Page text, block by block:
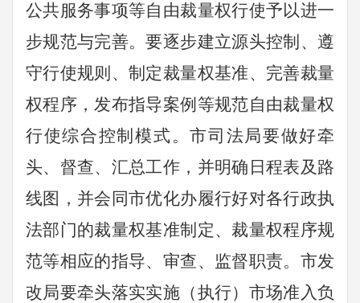
公共服务事项等自由裁量权行使予以进一
步规范与完善。要逐步建立源头控制、遵
守行使规则、制定裁量权基准、完善裁量
权程序，发布指导案例等规范自由裁量权
行使综合控制模式。市司法局要做好牵
头、督查、汇总工作，并明确日程表及路
线图， 并会同市优化办履行好对各行政执
法部门的裁量权基准制定、裁量权程序规
范等相应的指导、审查、监督职责。 市发
改局要牵头落实实施（执行） 市场准入负